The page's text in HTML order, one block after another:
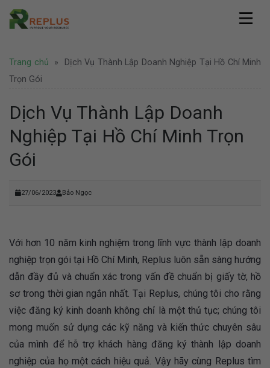
Skip
Giới thiệu
Hồ sơ năng lực
Coworking Space
Thuê chỗ ngồi làm việc
Văn phòng trọn gói
Thuê phòng họp
Văn phòng Hà Nội
Thành lập công ty
Thành lập công ty nước ngoài
Tư vấn pháp lý
Bảo hộ thương hiệu
Tin tức
Văn phòng
Doanh nghiệp
Khuyến mãi
Tuyển dụng
Hình ảnh
Địa điểm Thành Phố Hồ Chí Minh
Địa điểm nước ngoài
Liên hệ
Trang chủ »
Dịch Vụ Thành Lập Doanh Nghiệp Tại Hồ Chí Minh
Trọn Gói
Dịch Vụ Thành Lập Doanh
Nghiệp Tại Hồ Chí Minh Trọn
Gói
27/06/2023 Bảo Ngọc
Với hơn 10 năm kinh nghiệm trong lĩnh vực thành lập doanh
nghiệp trọn gói tại Hồ Chí Minh, Replus luôn sẵn sàng hướng
dẫn đầy đủ và chuẩn xác trong vấn đề chuẩn bị giấy tờ, hồ
sơ trong thời gian ngắn nhất. Tại Replus, chúng tôi cho rằng
việc đăng ký kinh doanh không chỉ là một thủ tục; chúng tôi
mong muốn sử dụng các kỹ năng và kiến thức chuyên sâu
của mình để hỗ trợ khách hàng đăng ký thành lập doanh
nghiệp của họ một cách hiệu quả. Vậy hãy cùng Replus tìm